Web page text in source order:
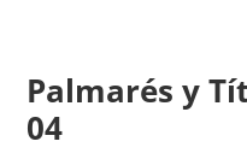
Palmarés y
04